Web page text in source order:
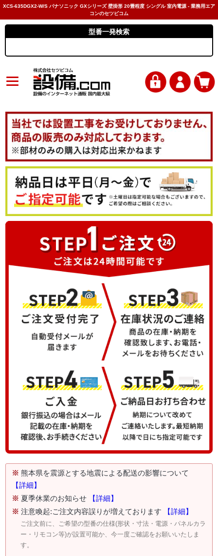
XCS-635DGX2-W/S パナソニック GXシリーズ 壁掛形 20畳程度 シングル 室内電源 - 業務用エア
コンのセツビコム
型番一発検索
※ 熊本県を震源とする地震による配送の影響について
【詳細】
※ 夏季休業のお知らせ
【詳細】
※ 注意喚起:ご注文内容誤りが増えております 【詳細】
ご注文前に、ご希望の型番の仕様(形状・寸法・電源・パネルカラ
ー・リモコン等)が設置可能か、今一度ご確認をお願いいたしま
す。